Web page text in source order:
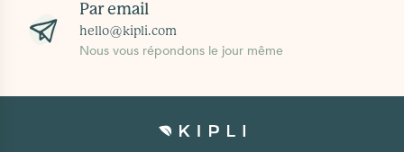
Par email
hello@kipli.com
Nous vous répondons le jour même